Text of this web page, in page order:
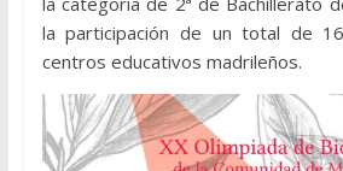
la participación de un total de
centros educativos madrileños.